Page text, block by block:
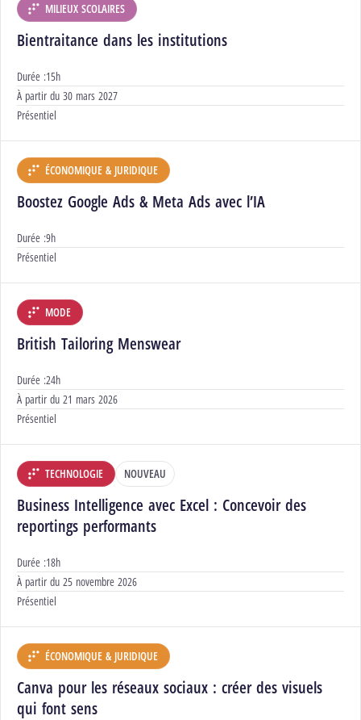
DÉPARTEMENT :
MILIEUX SCOLAIRES
Bientraitance dans les institutions
Durée :15h
Début :
À partir du 30 mars 2027
Modalités :
Présentiel
DÉPARTEMENT :
ÉCONOMIQUE & JURIDIQUE
Boostez Google Ads & Meta Ads avec l’IA
Durée :9h
Modalités :
Présentiel
DÉPARTEMENT :
MODE
British Tailoring Menswear
Durée :24h
Début :
À partir du 21 mars 2026
Modalités :
Présentiel
DÉPARTEMENT :
TECHNOLOGIE NOUVEAU
Business Intelligence avec Excel : Concevoir des
reportings performants
Durée :18h
Début :
À partir du 25 novembre 2026
Modalités :
Présentiel
DÉPARTEMENT :
ÉCONOMIQUE & JURIDIQUE
Canva pour les réseaux sociaux : créer des visuels
qui font sens